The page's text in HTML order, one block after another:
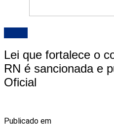
Lei que fortalece o
RN é sancionada e
Oficial
Publicado em